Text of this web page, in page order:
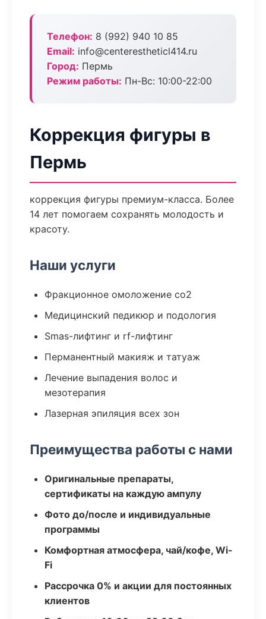
Телефон: 8 (992) 940 10 85
Email: info@centerestheticl414.ru
Город: Пермь
Режим работы: Пн-Вс: 10:00-22:00
Коррекция фигуры в
Пермь
коррекция фигуры премиум-класса. Более
14 лет помогаем сохранять молодость и
красоту.
Наши услуги
Фракционное омоложение co2
Медицинский педикюр и подология
Smas-лифтинг и rf-лифтинг
Перманентный макияж и татуаж
Лечение выпадения волос и
мезотерапия
Лазерная эпиляция всех зон
Преимущества работы с нами
Оригинальные препараты,
сертификаты на каждую ампулу
Фото до/после и индивидуальные
программы
Комфортная атмосфера, чай/кофе, Wi-
Fi
Рассрочка 0% и акции для постоянных
клиентов